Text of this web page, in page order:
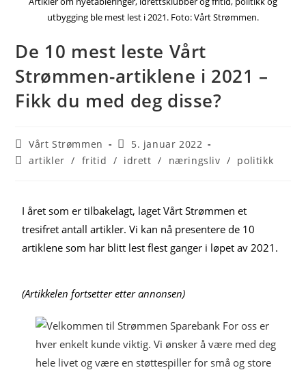
utbygging ble mest lest i 2021. Foto: Vårt Strømmen.
De 10 mest leste Vårt
Strømmen-artiklene i 2021 –
Fikk du med deg disse?
Vårt Strømmen
5. januar 2022
artikler / fritid / idrett / næringsliv / politikk
I året som er tilbakelagt, laget Vårt Strømmen et
tresifret antall artikler. Vi kan nå presentere de 10
artiklene som har blitt lest flest ganger i løpet av 2021.
(Artikkelen fortsetter etter annonsen)